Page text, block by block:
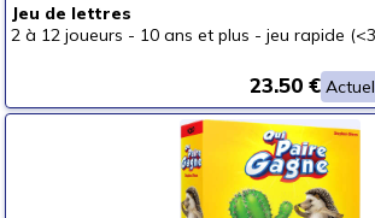
Jeu de lettres
2 à 12 joueurs - 10 ans et plus - jeu rapide
23.50 €